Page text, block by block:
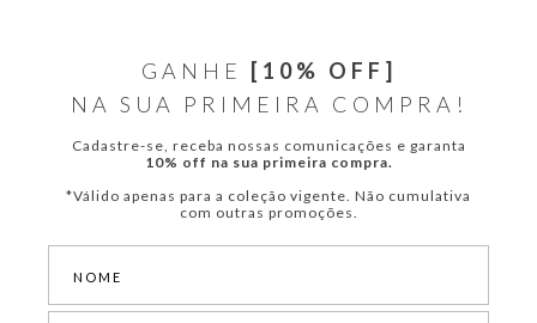
GANHE
[10% OFF]
NA SUA PRIMEIRA COMPRA!
Cadastre-se, receba nossas comunicações e garanta
10% off na sua primeira compra.
*Válido apenas para a coleção vigente. Não cumulativa
com outras promoções.